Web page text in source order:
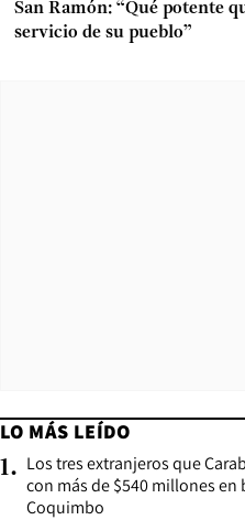
San Ramón: “Qué potente
servicio de su pueblo”
LO MÁS LEÍDO
1. Los tres extranjeros que
con más de $540 millones en
Coquimbo